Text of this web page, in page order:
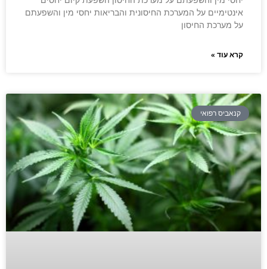
אינטימיים על המערכת החיסונית והבריאות יחסי מין והשפעתם
על מערכת החיסון
קרא עוד »
קנאביס רפואי